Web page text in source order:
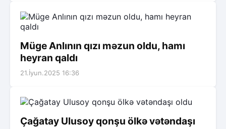
Müge Anlının qızı məzun oldu, hamı
heyran qaldı
21.İyun.2025 16:36
Çağatay Ulusoy qonşu ölkə vətəndaşı